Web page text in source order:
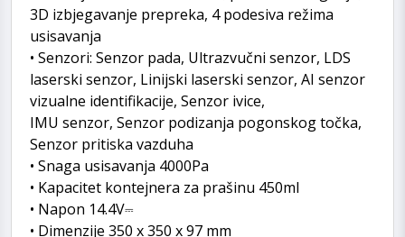
3D izbjegavanje prepreka, 4 podesiva režima
usisavanja
• Senzori: Senzor pada, Ultrazvučni senzor, LDS
laserski senzor, Linijski laserski senzor, AI senzor
vizualne identifikacije, Senzor ivice,
IMU senzor, Senzor podizanja pogonskog točka,
Senzor pritiska vazduha
• Snaga usisavanja 4000Pa
• Kapacitet kontejnera za prašinu 450ml
• Napon 14.4V⎓
• Dimenzije 350 x 350 x 97 mm